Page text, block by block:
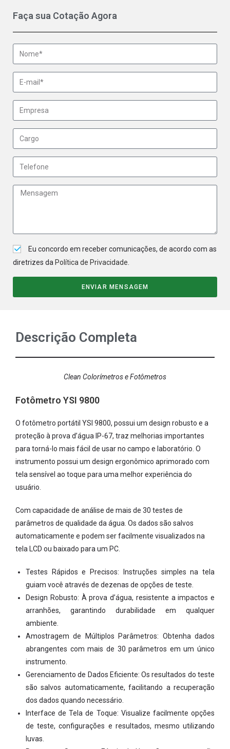
Faça sua Cotação Agora
Eu concordo em receber comunicações, de acordo com as
diretrizes da Política de Privacidade
ENVIAR MENSAGEM
Descrição Completa
Clean Colorímetros e Fotômetros
Fotômetro YSI 9800
O fotômetro portátil YSI 9800, possui um design robusto e a
proteção à prova d’água IP-67, traz melhorias importantes
para torná-lo mais fácil de usar no campo e laboratório. O
instrumento possui um design ergonômico aprimorado com
tela sensível ao toque para uma melhor experiência do
usuário.
Com capacidade de análise de mais de 30 testes de
parâmetros de qualidade da água. Os dados são salvos
automaticamente e podem ser facilmente visualizados na
tela LCD ou baixado para um PC.
Testes Rápidos e Precisos: Instruções simples na tela
guiam você através de dezenas de opções de teste.
Design Robusto: À prova d’água, resistente a impactos e
arranhões, garantindo durabilidade em qualquer
ambiente.
Amostragem de Múltiplos Parâmetros: Obtenha dados
abrangentes com mais de 30 parâmetros em um único
instrumento.
Gerenciamento de Dados Eficiente: Os resultados do teste
são salvos automaticamente, facilitando a recuperação
dos dados quando necessário.
Interface de Tela de Toque: Visualize facilmente opções
de teste, configurações e resultados, mesmo utilizando
luvas.